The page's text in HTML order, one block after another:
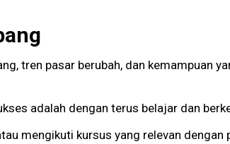
tren pasar berubah, dan kemampuan
adalah dengan terus belajar dan
mengikuti kursus yang relevan dengan